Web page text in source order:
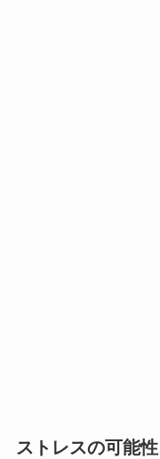
ストレスの可能性